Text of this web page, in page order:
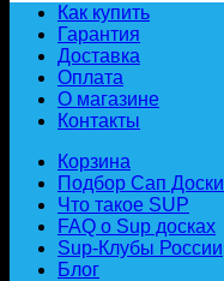
Как купить
Гарантия
Доставка
Оплата
О магазине
Контакты
Корзина
Подбор Сап Доски
Что такое SUP
FAQ о Sup досках
Sup-Клубы России
Блог